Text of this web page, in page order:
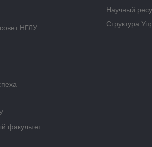
НГЛУ
факультет
Научный
Структура